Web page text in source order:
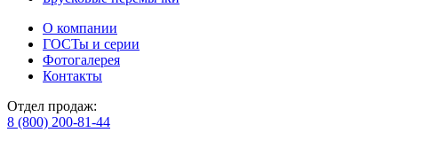
О компании
ГОСТы и серии
Фотогалерея
Контакты
Отдел продаж:
8 (800) 200-81-44